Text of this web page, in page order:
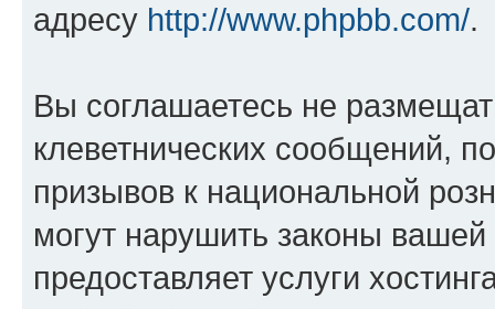
адресу http://www.phpbb.com/.
Вы соглашаетесь не
клеветнических сообщений,
призывов к национальной
могут нарушить законы
предоставляет услуги